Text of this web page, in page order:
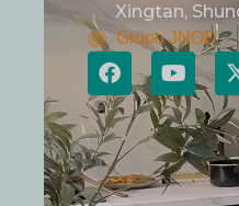
Xingtan,
Grupo JNOD